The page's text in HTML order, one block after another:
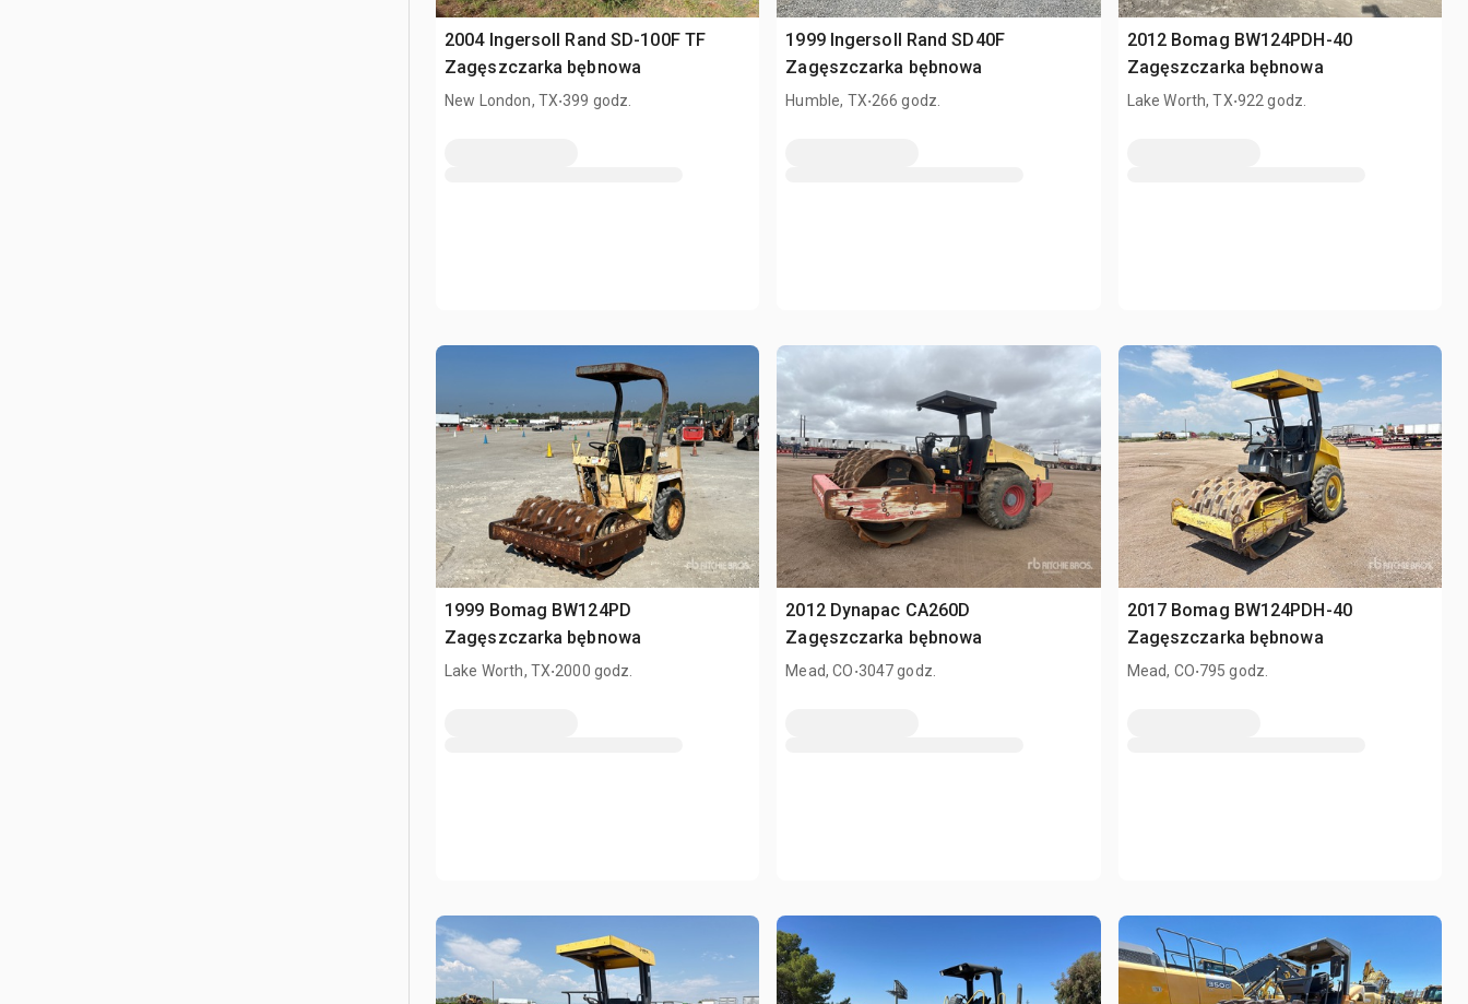
2004 Ingersoll Rand SD-100F TF
Zagęszczarka bębnowa
New London, TX.399 godz.
1999 Ingersoll Rand SD40F
Zagęszczarka bębnowa
Humble, TX.266 godz.
2012 Bomag BW124PDH-40
Zagęszczarka bębnowa
Lake Worth, TX.922 godz.
1999 Bomag BW124PD
Zagęszczarka bębnowa
Lake Worth, TX.2000 godz.
2012 Dynapac CA260D
Zagęszczarka bębnowa
Mead, CO.3047 godz.
2017 Bomag BW124PDH-40
Zagęszczarka bębnowa
Mead, CO.795 godz.